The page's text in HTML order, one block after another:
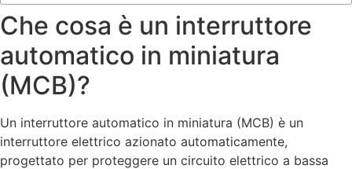
Che cosa è un interruttore
automatico in miniatura
(MCB)?
Un interruttore automatico in miniatura (MCB) è un
interruttore elettrico azionato automaticamente,
progettato per proteggere un circuito elettrico a bassa